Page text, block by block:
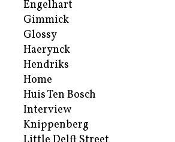
Engelhart
Gimmick
Glossy
Haerynck
Hendriks
Home
Huis Ten Bosch
Interview
Knippenberg